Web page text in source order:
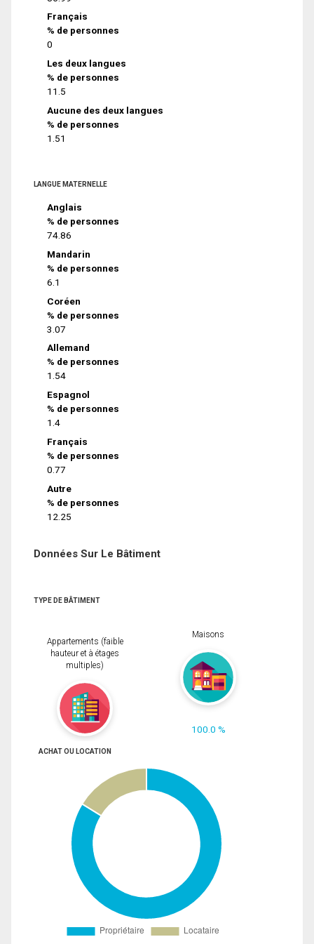
Français
% de personnes
0
Les deux langues
% de personnes
11.5
Aucune des deux langues
% de personnes
1.51
LANGUE MATERNELLE
Anglais
% de personnes
74.86
Mandarin
% de personnes
6.1
Coréen
% de personnes
3.07
Allemand
% de personnes
1.54
Espagnol
% de personnes
1.4
Français
% de personnes
0.77
Autre
% de personnes
12.25
Données Sur Le Bâtiment
TYPE DE BÂTIMENT
Appartements (faible
hauteur et à étages
multiples)
Maisons
100.0 %
ACHAT OU LOCATION